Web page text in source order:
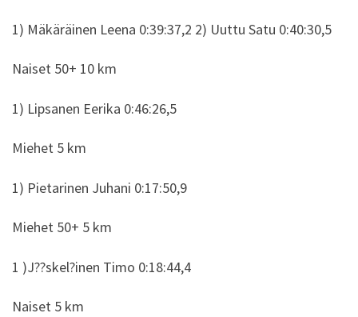
1) Mäkäräinen Leena 0:39:37,2 2) Uuttu Satu 0:40:30,5
Naiset 50+ 10 km
1) Lipsanen Eerika 0:46:26,5
Miehet 5 km
1) Pietarinen Juhani 0:17:50,9
Miehet 50+ 5 km
1 )J??skel?inen Timo 0:18:44,4
Naiset 5 km